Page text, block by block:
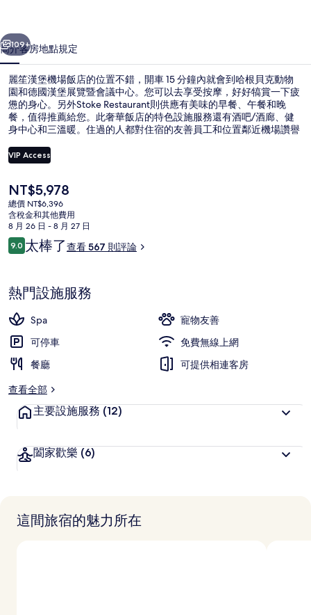
店
的
相
片
集
個 下一個
109+
簡介客房地點規定
麗笙漢堡機場飯店的位置不錯，開車 15 分鐘內就會到哈根貝克動物
園和德國漢堡展覽暨會議中心。您可以去享受按摩，好好犒賞一下疲
憊的身心。另外Stoke Restaurant則供應有美味的早餐、午餐和晚
餐，值得推薦給您。此奢華飯店的特色設施服務還有酒吧/酒廊、健
身中心和三溫暖。住過的人都對住宿的友善員工和位置鄰近機場讚譽
到漢堡機場城市快鐵站也只要 7 分鐘。
VIP Access
目
前
的
價
格
是
NT$5,978
總價 NT$6,396
含稅金和其他費用
8 月 26 日 - 8 月 27 日
評
論
9.09.0 分，滿分 10 分，
太棒了查看 567 則評論
熱門設施服務
Spa
寵物友善
可停車
免費無線上網
餐廳
可提供相連客房
查看全部
主要設施服務 (12)
闔家歡樂 (6)
這間旅宿的魅力所在